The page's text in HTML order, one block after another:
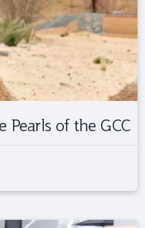
Pearls of the GCC